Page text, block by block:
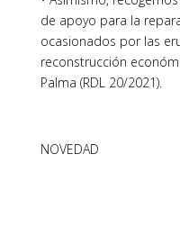
de apoyo para la
ocasionados por las
reconstrucción
Palma (RDL 20/2021).
NOVEDAD